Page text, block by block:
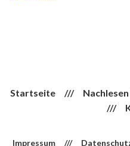
Startseite ///
///
Impressum ///